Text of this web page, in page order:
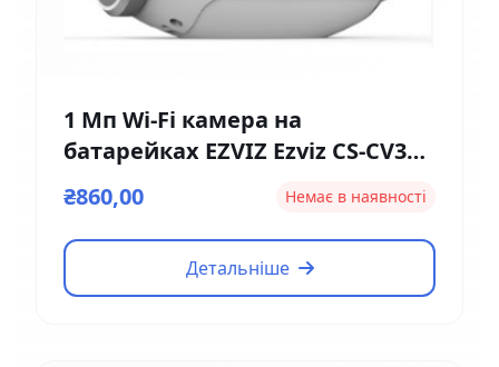
1 Мп Wi-Fi камера на
батарейках EZVIZ Ezviz CS-CV316
(2мм)
₴860,00 Немає в наявності
Детальніше